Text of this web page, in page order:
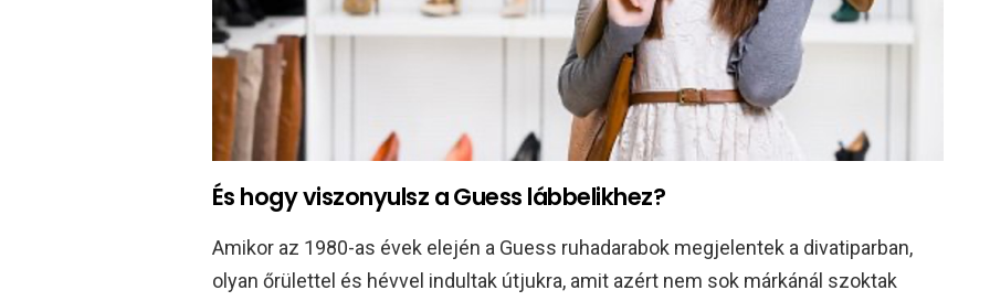
És hogy viszonyulsz a Guess lábbelikhez?
Amikor az 1980-as évek elején a Guess ruhadarabok megjelentek a divatiparban,
olyan őrülettel és hévvel indultak útjukra, amit azért nem sok márkánál szoktak